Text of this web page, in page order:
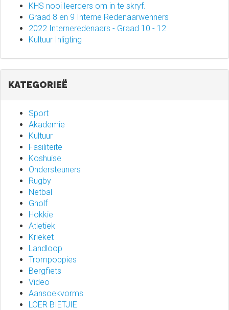
KHS nooi leerders om in te skryf.
Graad 8 en 9 Interne Redenaarwenners
2022 Interneredenaars - Graad 10 - 12
Kultuur Inligting
KATEGORIEË
Sport
Akademie
Kultuur
Fasiliteite
Koshuise
Ondersteuners
Rugby
Netbal
Gholf
Hokkie
Atletiek
Krieket
Landloop
Trompoppies
Bergfiets
Video
Aansoekvorms
LOER BIETJIE